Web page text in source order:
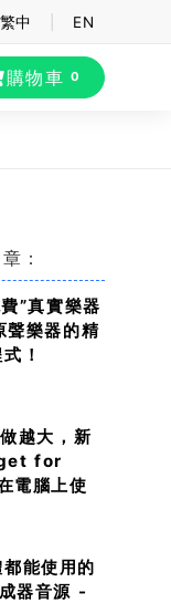
繁中 EN
購物車 0
：
”真實樂器
樂器的精
！
越大，新
for
電腦上使
能使用的
器音源 -